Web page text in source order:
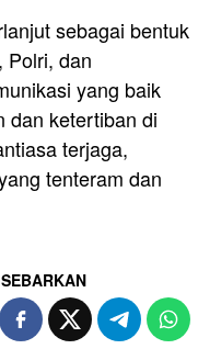
sebagai bentuk
Polri, dan
yang baik
dan ketertiban di
terjaga,
tenteram dan
SEBARKAN